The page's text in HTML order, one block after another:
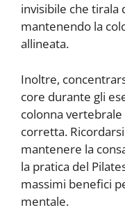
invisibile che tirala
mantenendo la
allineata.
Inoltre,
core durante gli
colonna
corretta.
mantenere la
la pratica del
massimi benefici
mentale.